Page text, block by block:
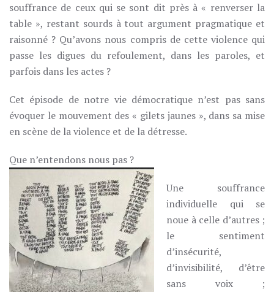
souffrance de ceux qui se sont dit près à « renverser la
table », restant sourds à tout argument pragmatique et
raisonné ? Qu’avons nous compris de cette violence qui
passe les digues du refoulement, dans les paroles, et
parfois dans les actes ?
Cet épisode de notre vie démocratique n’est pas sans
évoquer le mouvement des « gilets jaunes », dans sa mise
en scène de la violence et de la détresse.
Que n’entendons nous pas ?
Une souffrance
individuelle qui se
noue à celle d’autres ;
le sentiment
d’insécurité,
d’invisibilité, d’être
sans voix ;